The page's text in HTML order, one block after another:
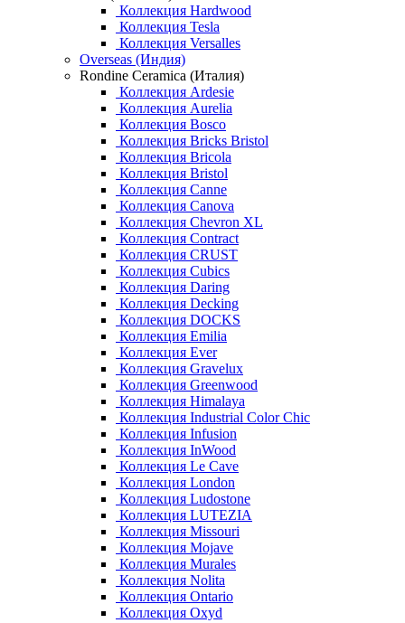
Коллекция Hardwood
Коллекция Tesla
Коллекция Versalles
Overseas (Индия)
Rondine Ceramica (Италия)
Коллекция Ardesie
Коллекция Aurelia
Коллекция Bosco
Коллекция Bricks Bristol
Коллекция Bricola
Коллекция Bristol
Коллекция Canne
Коллекция Canova
Коллекция Chevron XL
Коллекция Contract
Коллекция CRUST
Коллекция Cubics
Коллекция Daring
Коллекция Decking
Коллекция DOCKS
Коллекция Emilia
Коллекция Ever
Коллекция Gravelux
Коллекция Greenwood
Коллекция Himalaya
Коллекция Industrial Color Chic
Коллекция Infusion
Коллекция InWood
Коллекция Le Cave
Коллекция London
Коллекция Ludostone
Коллекция LUTEZIA
Коллекция Missouri
Коллекция Mojave
Коллекция Murales
Коллекция Nolita
Коллекция Ontario
Коллекция Oxyd